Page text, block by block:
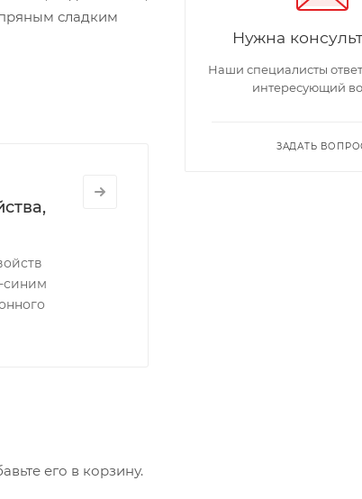
сладким
синим
его в корзину.
Нужна
Наши специалисты
интересующий
ЗАДАТЬ